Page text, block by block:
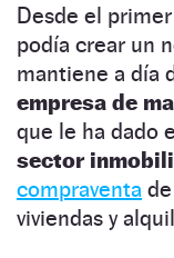
Desde el
podía crear un
mantiene a día
empresa de
que le ha dado
sector
compraventa
viviendas y